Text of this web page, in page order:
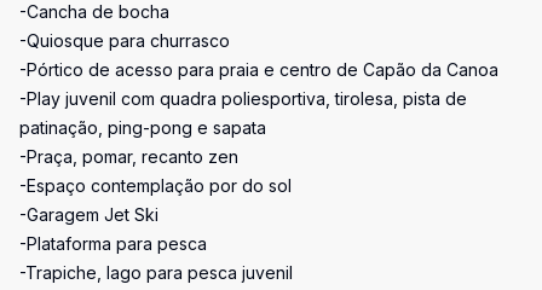
-Cancha de bocha
-Quiosque para churrasco
-Pórtico de acesso para praia e centro de Capão da Canoa
-Play juvenil com quadra poliesportiva, tirolesa, pista de
patinação, ping-pong e sapata
-Praça, pomar, recanto zen
-Espaço contemplação por do sol
-Garagem Jet Ski
-Plataforma para pesca
-Trapiche, lago para pesca juvenil